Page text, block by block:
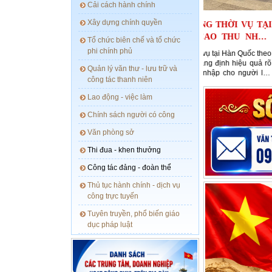
cải cách hành chính
xây dựng chính quyền
tổ chức biên chế và tổ chức
phi chính phủ
quản lý văn thư - lưu trữ và
công tác thanh niên
lao động - việc làm
chính sách người có công
văn phòng sở
thi đua - khen thưởng
công tác đảng - đoàn thể
thủ tục hành chính - dịch vụ
công trực tuyến
tuyên truyền, phổ biến giáo
dục pháp luật
TRỊ: CHƯƠNG TRÌNH LAO ĐỘNG THỜI VỤ TẠI
MỞ RA CƠ HỘI NÂNG CAO THU NHẬP,
đưa người lao động đi làm việc thời vụ tại Hàn Quốc theo
hợp tác giữa các địa phương đang khẳng định hiệu quả rõ
việc giải quyết việc làm, nâng cao thu nhập cho người lao
thôn, đồng thời góp phần thúc đẩy phát triển kinh tế - xã hội